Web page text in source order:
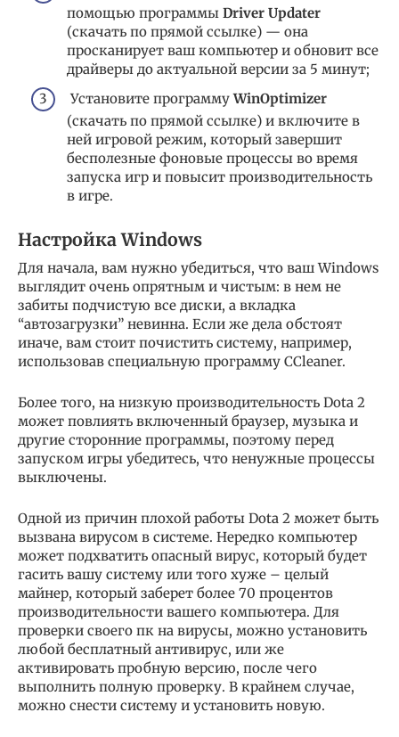
помощью программы Driver Updater
(скачать по прямой ссылке) — она
просканирует ваш компьютер и обновит все
драйверы до актуальной версии за 5 минут;
Установите программуWinOptimizer
(скачать по прямой ссылке) и включите в
ней игровой режим, который завершит
бесполезные фоновые процессы во время
запуска игр и повысит производительность
в игре.
Настройка Windows
Для начала, вам нужно убедиться, что ваш Windows
выглядит очень опрятным и чистым: в нем не
забиты подчистую все диски, а вкладка
“автозагрузки” невинна. Если же дела обстоят
иначе, вам стоит почистить систему, например,
использовав специальную программу CCleaner.
Более того, на низкую производительность Dota 2
может повлиять включенный браузер, музыка и
другие сторонние программы, поэтому перед
запуском игры убедитесь, что ненужные процессы
выключены.
Одной из причин плохой работы Dota 2 может быть
вызвана вирусом в системе. Нередко компьютер
может подхватить опасный вирус, который будет
гасить вашу систему или того хуже – целый
майнер, который заберет более 70 процентов
производительности вашего компьютера. Для
проверки своего пк на вирусы, можно установить
любой бесплатный антивирус, или же
активировать пробную версию, после чего
выполнить полную проверку. В крайнем случае,
можно снести систему и установить новую.